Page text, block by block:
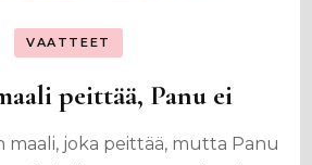
VAATTEET
peittää, Panu ei
maali, joka peittää, mutta Panu